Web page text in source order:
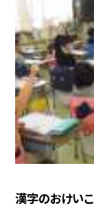
漢字のおけい